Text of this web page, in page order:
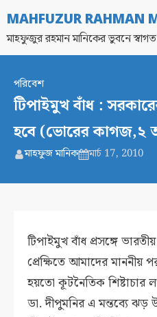
MAHFUZUR RAHMAN
মাহফুজুর রহমান মানিকের ভুবনে স্বাগত
পরিবেশ
টিপাইমুখ বাঁধ :
হবে (ভোরের
মাহফুজ মানিক মার্চ 17, 2010
টিপাইমুখ বাঁধ প্রসঙ্গে
প্রেক্ষিতে আমাদের মাননীয়
হয়তো কূটনৈতিক শিষ্টাচার
ডা. দীপুমনির এ মন্তব্যে